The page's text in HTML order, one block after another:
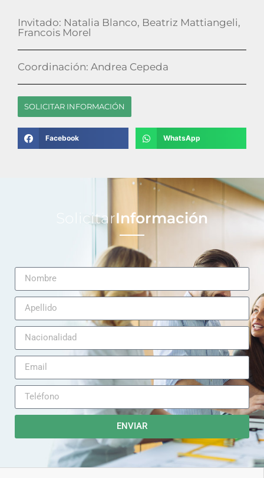
Invitado: Natalia Blanco, Beatriz Mattiangeli,
Francois Morel
Coordinación: Andrea Cepeda
SOLICITAR INFORMACIÓN
Facebook WhatsApp
SolicitarInformación
ENVIAR